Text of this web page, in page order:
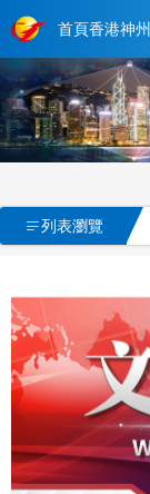
首頁香港神州
列表瀏覽